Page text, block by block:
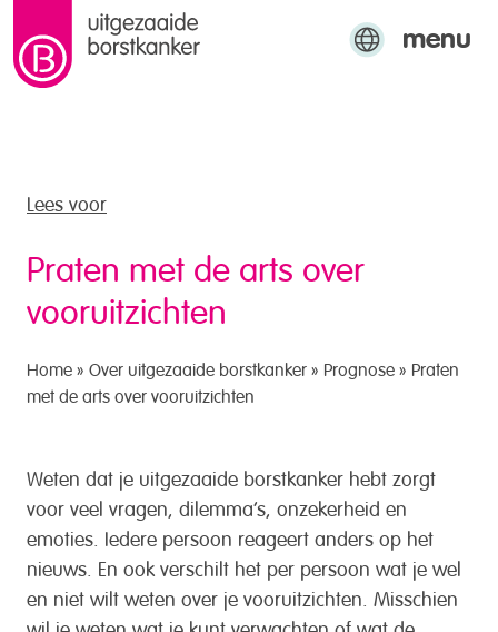
naar de inhoud menu
Lees voor
Praten met de arts over
vooruitzichten
Home » Over uitgezaaide borstkanker » Prognose » Praten
met de arts over vooruitzichten
Weten dat je uitgezaaide borstkanker hebt zorgt
voor veel vragen, dilemma’s, onzekerheid en
emoties. Iedere persoon reageert anders op het
nieuws. En ook verschilt het per persoon wat je wel
en niet wilt weten over je vooruitzichten. Misschien
wil je weten wat je kunt verwachten of wat de